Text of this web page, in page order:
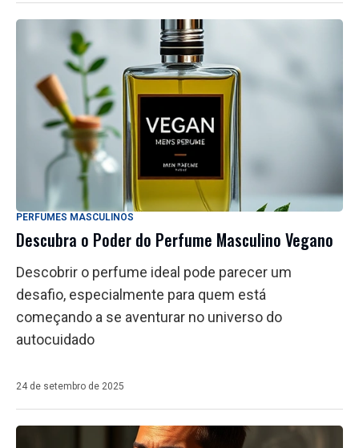
PERFUMES MASCULINOS
Descubra o Poder do Perfume Masculino Vegano
Descobrir o perfume ideal pode parecer um
desafio, especialmente para quem está
começando a se aventurar no universo do
autocuidado
24 de setembro de 2025